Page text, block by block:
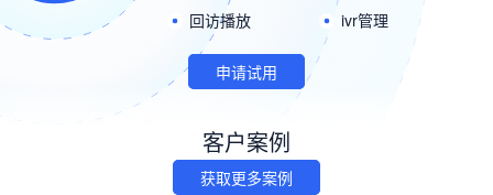
回访播放
ivr管理
申请试用
客户案例
获取更多案例